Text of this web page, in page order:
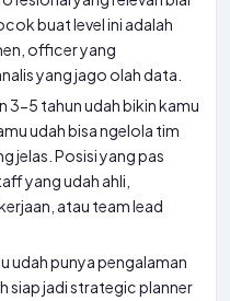
buat level ini adalah
officer yang
yang jago olah data.
3-5 tahun udah bikin kamu
udah bisa ngelola tim
jelas. Posisi yang pas
yang udah ahli,
atau team lead
udah punya pengalaman
siap jadi strategic planner